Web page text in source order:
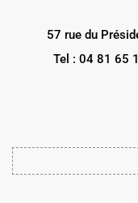
57 rue du
Tel : 04 81 65